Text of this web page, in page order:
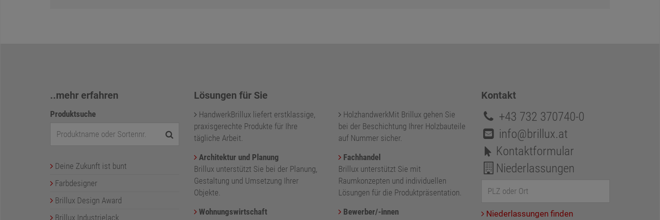
..mehr erfahren
Produktsuche
Deine Zukunft ist bunt
Farbdesigner
Brillux Design Award
Brillux Industrielack
Lösungen für Sie
HandwerkBrillux liefert erstklassige,
praxisgerechte Produkte für Ihre
tägliche Arbeit.
Architektur und Planung
Brillux unterstützt Sie bei der Planung,
Gestaltung und Umsetzung Ihrer
Objekte.
Wohnungswirtschaft
HolzhandwerkMit Brillux gehen Sie
bei der Beschichtung Ihrer Holzbauteile
auf Nummer sicher.
Fachhandel
Brillux unterstützt Sie mit
Raumkonzepten und individuellen
Lösungen für die Produktpräsentation.
Bewerber/-innen
Kontakt
+43 732 370740-0
info@brillux.at
Kontaktformular
Niederlassungen
Niederlassungen finden